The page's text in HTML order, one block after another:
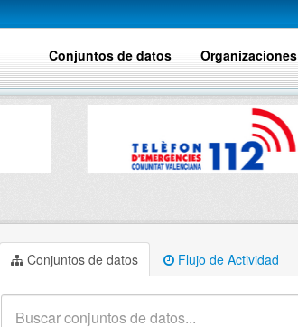
Conjuntos de datos Organizaciones
Conjuntos de datos Flujo de Actividad